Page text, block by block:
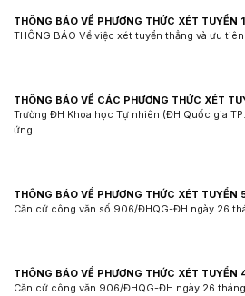
THÔNG BÁO VỀ PHƯƠNG THỨC XÉT TUYỂN
THÔNG BÁO Về việc xét tuyển thẳng và ưu
THÔNG BÁO VỀ CÁC PHƯƠNG THỨC XÉT
Trường ĐH Khoa học Tự nhiên (ĐH Quốc gia
ứng
THÔNG BÁO VỀ PHƯƠNG THỨC XÉT TUYỂN
Căn cứ công văn số 906/ĐHQG-ĐH ngày 26
THÔNG BÁO VỀ PHƯƠNG THỨC XÉT TUYỂN
Căn cứ công văn 906/ĐHQG-ĐH ngày 26